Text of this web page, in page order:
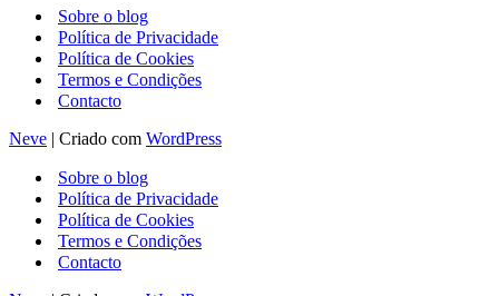
Sobre o blog
Política de Privacidade
Política de Cookies
Termos e Condições
Contacto
Neve | Criado com WordPress
Sobre o blog
Política de Privacidade
Política de Cookies
Termos e Condições
Contacto